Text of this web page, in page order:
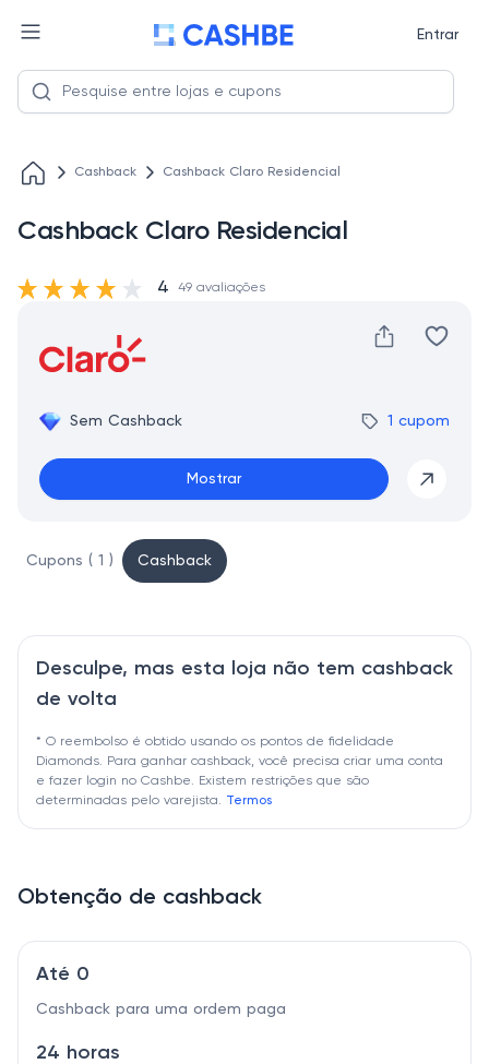
Entrar
Cashback Cashback Claro Residencial
Cashback Claro Residencial
Sem Cashback 1 cupom
Mostrar
4 49 avaliações
Cupons ( 1 ) Cashback
Desculpe, mas esta loja não tem cashback
de volta
* O reembolso é obtido usando os pontos de fidelidade
Diamonds. Para ganhar cashback, você precisa criar uma conta
e fazer login no Cashbe. Existem restrições que são
determinadas pelo varejista. Termos
Obtenção de cashback
Até 0
Cashback para uma ordem paga
24 horas